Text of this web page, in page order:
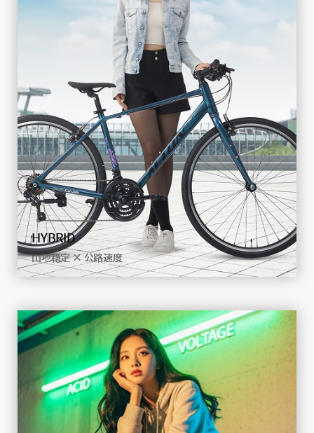
ROAD
铺装路面，速度优先
查看详情
HYBRID
山地稳定 × 公路速度